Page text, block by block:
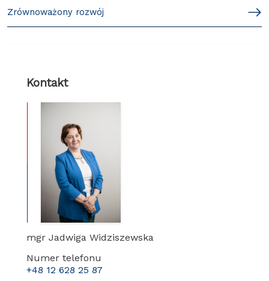
Zrównoważony rozwój
Kontakt
mgr Jadwiga Widziszewska
Numer telefonu
+48 12 628 25 87